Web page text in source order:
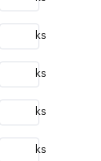
ks
ks
ks
ks